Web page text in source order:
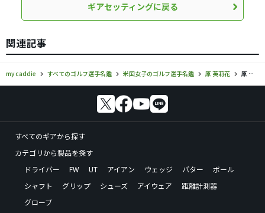
ギアセッティングに戻る
関連記事
my caddie すべてのゴルフ選手名鑑 米国女子のゴルフ選手名鑑 原 英莉花 原 英莉花のギアセッティング・使用ギア情報
すべてのギアから探す
カテゴリから製品を探す
ドライバー
FW UT アイアン ウェッジ パター
ボール
シャフト
グリップ シューズ アイウェア
距離計測器
グローブ